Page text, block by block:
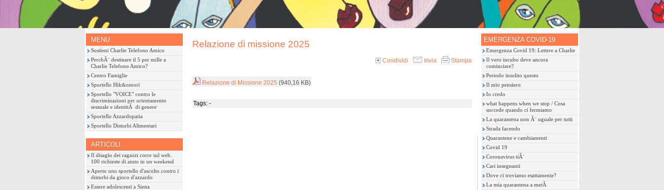
MENU
Sostieni Charlie Telefono Amico
PerchÃ¨ destinare il 5 per mille a
Charlie Telefono Amico?
Centro Famiglie
Sportello Hikikomori
Sportello "VOICE" contro le
discriminazioni per orientamento
sessuale e identitÃ di genere
Sportello Azzardopatia
Sportello Disturbi Alimentari
ARTICOLI
Il disagio dei ragazzi corre sul web.
100 richieste di aiuto in un weekend
Aperto uno sportello d'ascolto contro i
disturbi da gioco d'azzardo
Essere adolescenti a Siena
EMERGENZA COVID-19
Emergenza Covid 19: Lettere a Charlie
Il vero incubo deve ancora
cominciare?
Periodo insolito questo
Il mio pensiero
Io credo
what happens when we stop / Cosa
succede quando ci fermiamo
La quarantena non Ã¨ uguale per tutti
Strada facendo
Quarantene e cambiamenti
Covid 19
Coronavirus tiÃ¨
Cari insegnanti
Dove ci troviamo esattamente?
La mia quarantena a metÃ
Relazione di missione 2025
Condividi Invia Stampa
Relazione di Missione 2025 (940,16 KB)
Tags: -